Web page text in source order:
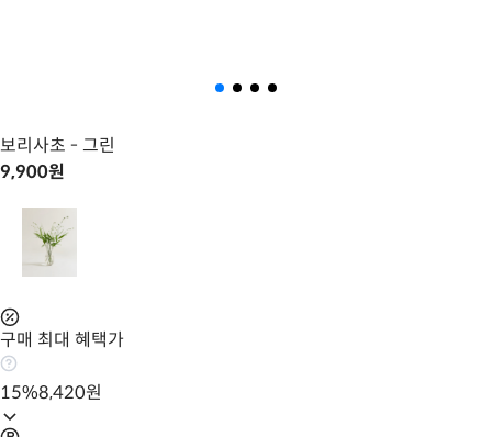
보리사초 - 그린
9,900원
구매 최대 혜택가
15%8,420원